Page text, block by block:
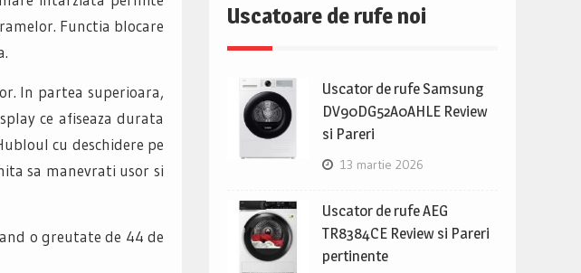
Functia blocare
In partea superioara,
ce afiseaza durata
cu deschidere pe
sa manevrati usor si
o greutate de 44 de
Uscatoare de rufe noi
Uscator de rufe Samsung
DV90DG52A0AHLE Review
si Pareri
13 martie 2026
Uscator de rufe AEG
TR8384CE Review si Pareri
pertinente